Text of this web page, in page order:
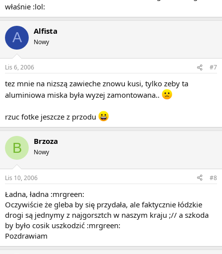
właśnie :lol:
A Alfista
Nowy
Lis 6, 2006 #7
tez mnie na nizszą zawieche znowu kusi, tylko zeby ta
aluminiowa miska była wyzej zamontowana..
rzuc fotke jeszcze z przodu
B Brzoza
Nowy
Lis 10, 2006 #8
Ładna, ładna :mrgreen:
Oczywiście że gleba by się przydała, ale faktycznie łódzkie
drogi są jednymy z najgorsztch w naszym kraju ;// a szkoda
by było cosik uszkodzić :mrgreen:
Pozdrawiam